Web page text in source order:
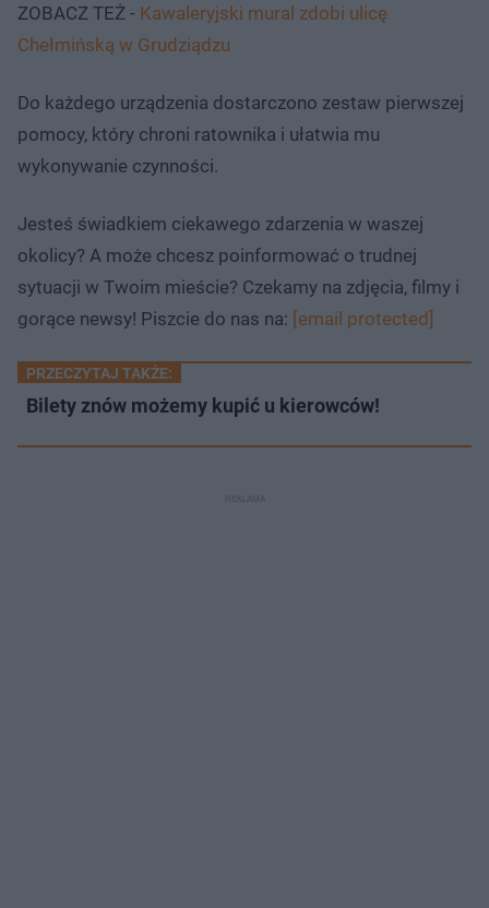
ZOBACZ TEŻ - Kawaleryjski mural zdobi ulicę
Chełmińską w Grudziądzu
Do każdego urządzenia dostarczono zestaw pierwszej
pomocy, który chroni ratownika i ułatwia mu
wykonywanie czynności.
Jesteś świadkiem ciekawego zdarzenia w waszej
okolicy? A może chcesz poinformować o trudnej
sytuacji w Twoim mieście? Czekamy na zdjęcia, filmy i
gorące newsy! Piszcie do nas na: [email protected]
PRZECZYTAJ TAKŻE:
Bilety znów możemy kupić u kierowców!